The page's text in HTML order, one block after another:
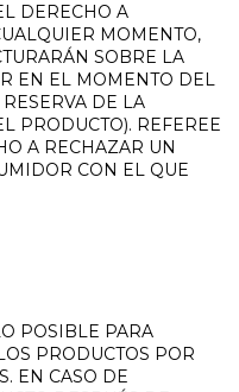
DERECHO A
MOMENTO,
SOBRE LA
EN EL MOMENTO DEL
DE LA
PRODUCTO). REFEREE
A RECHAZAR UN
CON EL QUE
POSIBLE PARA
PRODUCTOS POR
EN CASO DE